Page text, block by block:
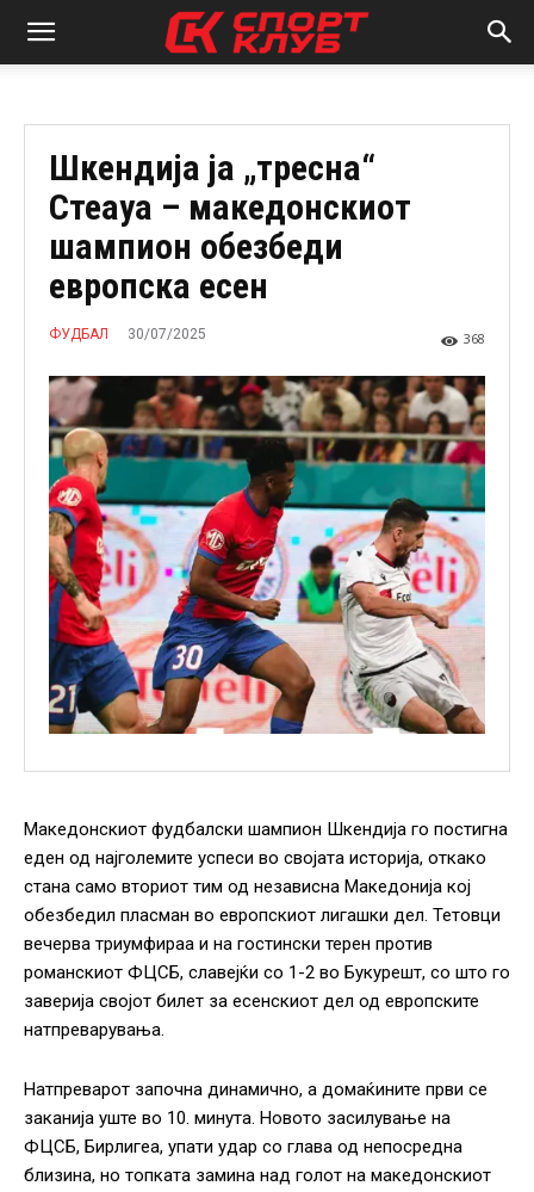
Шкендија ја „тресна“
Стеауа – македонскиот
шампион обезбеди
европска есен
ФУДБАЛ 30/07/2025 368
Македонскиот фудбалски шампион Шкендија го постигна
еден од најголемите успеси во својата историја, откако
стана само вториот тим од независна Македонија кој
обезбедил пласман во европскиот лигашки дел. Тетовци
вечерва триумфираа и на гостински терен против
романскиот ФЦСБ, славејќи со 1-2 во Букурешт, со што го
заверија својот билет за есенскиот дел од европските
натпреварувања.
Натпреварот започна динамично, а домаќините први се
заканија уште во 10. минута. Новото засилување на
ФЦСБ, Бирлигеа, упати удар со глава од непосредна
близина, но топката замина над голот на македонскиот